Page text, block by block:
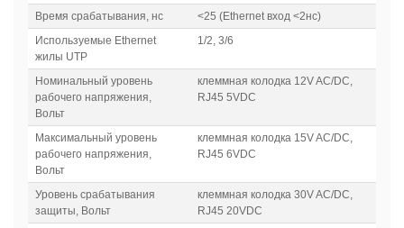
Время срабатывания, нс
<25 (Ethernet вход <2нс)
Используемые Ethernet
жилы UTP
1/2, 3/6
Номинальный уровень
рабочего напряжения,
Вольт
клеммная колодка 12V AC/DC,
RJ45 5VDC
Максимальный уровень
рабочего напряжения,
Вольт
клеммная колодка 15V AC/DC,
RJ45 6VDC
Уровень срабатывания
защиты, Вольт
клеммная колодка 30V AC/DC,
RJ45 20VDC